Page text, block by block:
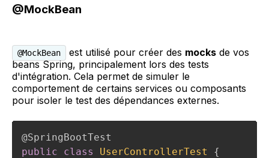
@MockBean
@MockBean est utilisé pour créer des mocks de vos
beans Spring, principalement lors des tests
d'intégration. Cela permet de simuler le
comportement de certains services ou composants
pour isoler le test des dépendances externes.
@SpringBootTest
public
class UserControllerTest {